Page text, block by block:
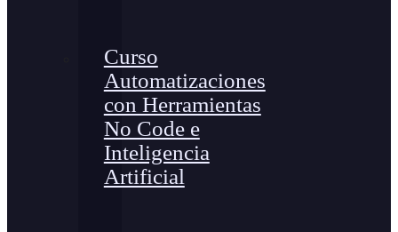
Curso
Automatizaciones
con Herramientas
No Code e
Inteligencia
Artificial